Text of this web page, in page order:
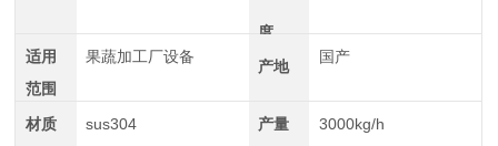
度
适用
范围
果蔬加工厂设备
产地
国产
材质 sus304 产量 3000kg/h